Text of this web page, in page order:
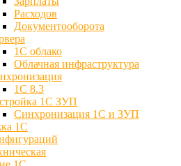
Расходов
Документооборота
1С облако
Облачная инфраструктура
1С 8.3
1С ЗУП
Синхронизация 1С и ЗУП
1С